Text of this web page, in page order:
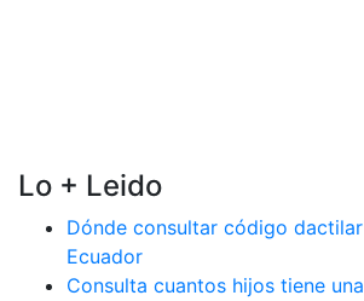
Lo + Leido
Dónde consultar código
Ecuador
Consulta cuantos hijos tiene